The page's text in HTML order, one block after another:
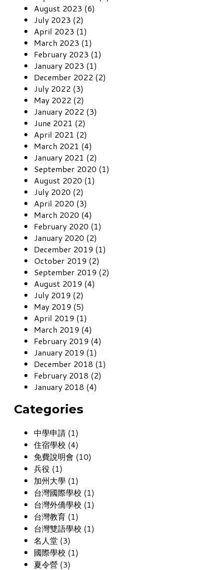
August 2023 (6)
July 2023 (2)
April 2023 (1)
March 2023 (1)
February 2023 (1)
January 2023 (1)
December 2022 (2)
July 2022 (3)
May 2022 (2)
January 2022 (3)
June 2021 (2)
April 2021 (2)
March 2021 (4)
January 2021 (2)
September 2020 (1)
August 2020 (1)
July 2020 (2)
April 2020 (3)
March 2020 (4)
February 2020 (1)
January 2020 (2)
December 2019 (1)
October 2019 (2)
September 2019 (2)
August 2019 (4)
July 2019 (2)
May 2019 (5)
April 2019 (1)
March 2019 (4)
February 2019 (4)
January 2019 (1)
December 2018 (1)
February 2018 (2)
January 2018 (4)
Categories
中學申請 (1)
住宿學校 (4)
免費說明會 (10)
兵役 (1)
加州大學 (1)
台灣國際學校 (1)
台灣外僑學校 (1)
台灣教育 (1)
台灣雙語學校 (1)
名人堂 (3)
國際學校 (1)
夏令營 (3)